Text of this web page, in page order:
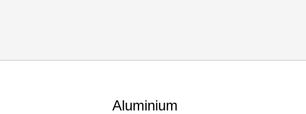
Aluminium